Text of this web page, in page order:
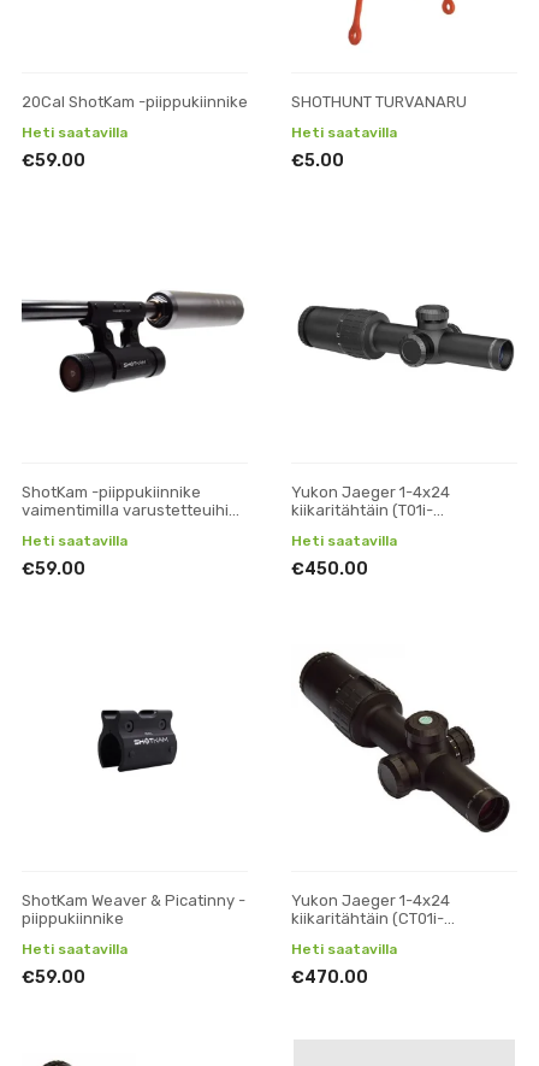
20Cal ShotKam -piippukiinnike
Heti saatavilla
€59.00
SHOTHUNT TURVANARU
Heti saatavilla
€5.00
ShotKam -piippukiinnike
vaimentimilla varustetteuihin
Heti saatavilla
€59.00
Yukon Jaeger 1-4x24
kiikaritähtäin (Т01i-
Heti saatavilla
€450.00
ShotKam Weaver & Picatinny -
piippukiinnike
Heti saatavilla
€59.00
Yukon Jaeger 1-4x24
kiikaritähtäin (CТ01i-
Heti saatavilla
€470.00